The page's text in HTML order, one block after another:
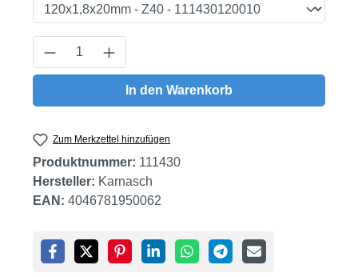
Produkt Anzahl: Gib den gewünschten
In den Warenkorb
Zum Merkzettel hinzufügen
Produktnummer: 111430
Hersteller: Karnasch
EAN: 4046781950062